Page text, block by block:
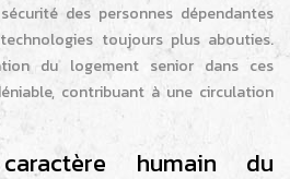
des personnes dépendantes
toujours plus abouties.
du logement senior dans ces
contribuant à une circulation
humain du